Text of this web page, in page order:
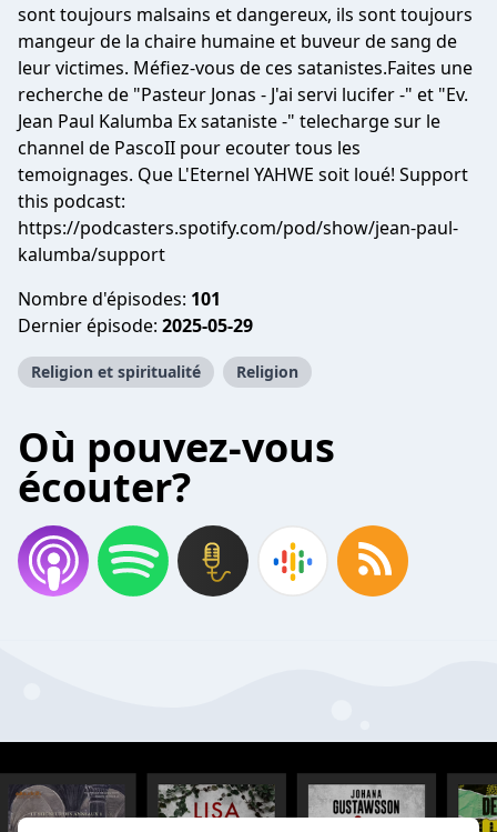
sont toujours malsains et dangereux, ils sont toujours
mangeur de la chaire humaine et buveur de sang de
leur victimes. Méfiez-vous de ces satanistes.Faites une
recherche de "Pasteur Jonas - J'ai servi lucifer -" et "Ev.
Jean Paul Kalumba Ex sataniste -" telecharge sur le
channel de PascoII pour ecouter tous les
temoignages. Que L'Eternel YAHWE soit loué! Support
this podcast:
https://podcasters.spotify.com/pod/show/jean-paul-
kalumba/support
Nombre d'épisodes: 101
Dernier épisode: 2025-05-29
Religion et spiritualité Religion
Où pouvez-vous
écouter?